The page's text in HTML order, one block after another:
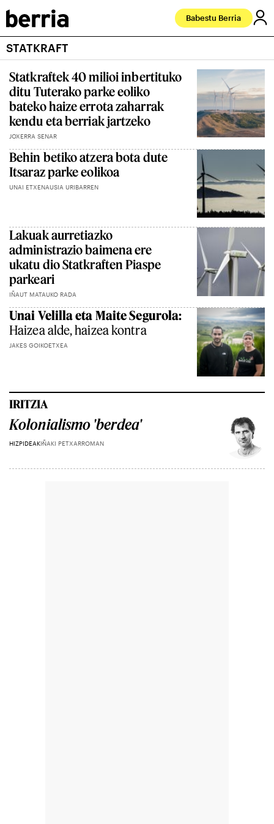
Babestu Berria
STATKRAFT
Statkraftek 40 milioi inbertituko
ditu Tuterako parke eoliko
bateko haize errota zaharrak
kendu eta berriak jartzeko
JOXERRA SENAR
Behin betiko atzera bota dute
Itsaraz parke eolikoa
UNAI ETXENAUSIA URIBARREN
Lakuak aurretiazko
administrazio baimena ere
ukatu dio Statkraften Piaspe
parkeari
IÑAUT MATAUKO RADA
Unai Velilla eta Maite Segurola:
Haizea alde, haizea kontra
JAKES GOIKOETXEA
IRITZIA
Kolonialismo 'berdea'
HIZPIDEAKIÑAKI PETXARROMAN